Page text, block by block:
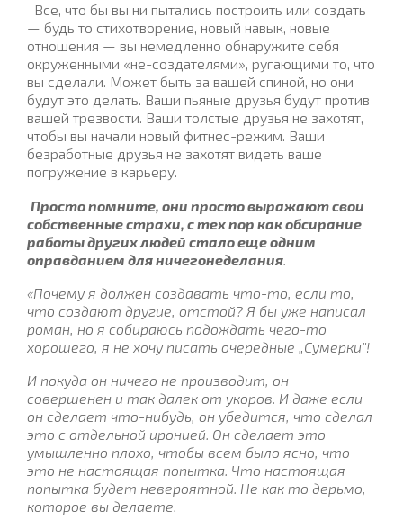
Все, что бы вы ни пытались построить или создать
— будь то стихотворение, новый навык, новые
отношения — вы немедленно обнаружите себя
окруженными «не-создателями», ругающими то, что
вы сделали. Может быть за вашей спиной, но они
будут это делать. Ваши пьяные друзья будут против
вашей трезвости. Ваши толстые друзья не захотят,
чтобы вы начали новый фитнес-режим. Ваши
безработные друзья не захотят видеть ваше
погружение в карьеру.
Просто помните, они просто выражают свои
собственные страхи, с тех пор как обсирание
работы других людей стало еще одним
оправданием для ничегонеделания
«Почему я должен создавать что-то, если то,
что создают другие, отстой? Я бы уже написал
роман, но я собираюсь подождать чего-то
хорошего, я не хочу писать очередные „Сумерки"!
И покуда он ничего не производит, он
совершенен и так далек от укоров. И даже если
он сделает что-нибудь, он убедится, что сделал
это с отдельной иронией. Он сделает это
умышленно плохо, чтобы всем было ясно, что
это не настоящая попытка. Что настоящая
попытка будет невероятной. Не как то дерьмо,
которое вы делаете.